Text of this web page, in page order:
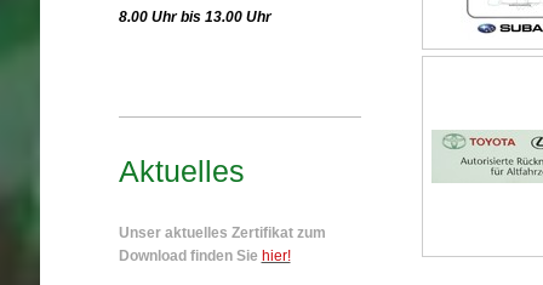
8.00 Uhr bis 13.00 Uhr
Aktuelles
Unser aktuelles Zertifikat zum
Download finden Sie hier!